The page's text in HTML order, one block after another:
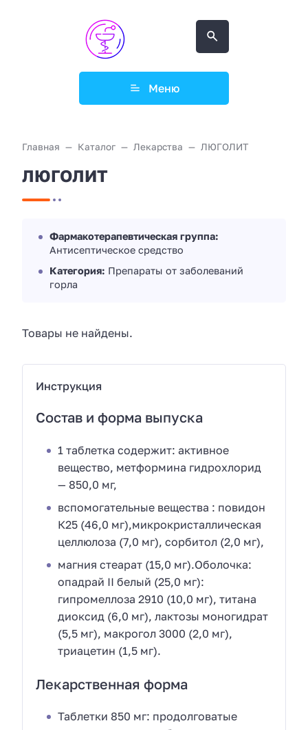
Меню
Главная Каталог Лекарства ЛЮГОЛИТ
ЛЮГОЛИТ
Фармакотерапевтическая группа:
Антисептическое средство
Категория: Препараты от заболеваний
горла
Товары не найдены.
Инструкция
Состав и форма выпуска
1 таблетка содержит: активное
вещество, метформина гидрохлорид
— 850,0 мг,
вспомогательные вещества : повидон
К25 (46,0 мг),микрокристаллическая
целлюлоза (7,0 мг), сорбитол (2,0 мг),
магния стеарат (15,0 мг).Оболочка:
опадрай II белый (25,0 мг):
гипромеллоза 2910 (10,0 мг), титана
диоксид (6,0 мг), лактозы моногидрат
(5,5 мг), макрогол 3000 (2,0 мг),
триацетин (1,5 мг).
Лекарственная форма
Таблетки 850 мг: продолговатые